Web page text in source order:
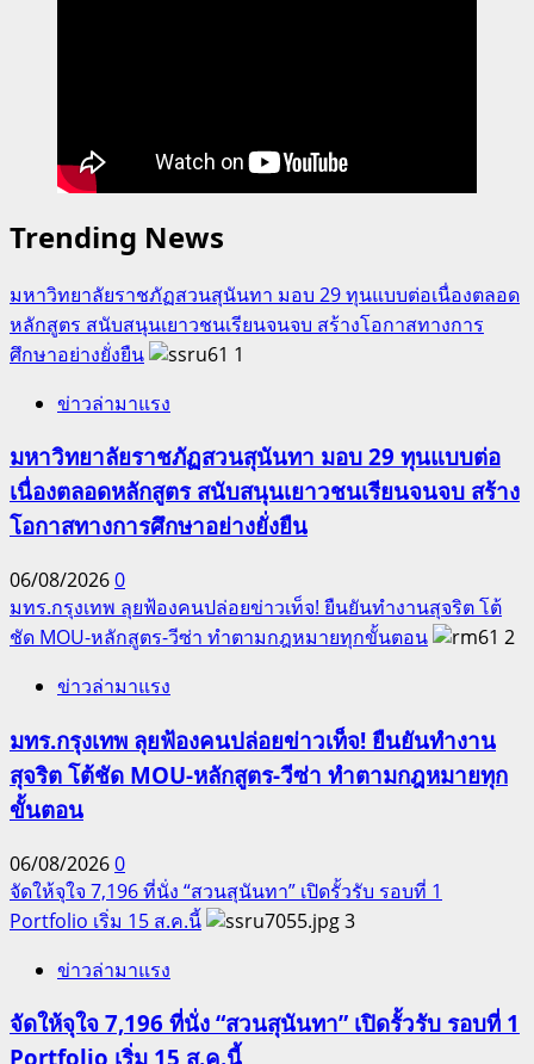
อสทก.
ใหม่!
ผู้
ว่าฯ
มอบ
40
ราย
ชู
เป็น
“ด่าน
สร้าง
ความ
เชื่อ
มั่น
ภาพ
ลักษณ์
เที่ยว
อย่าง
ยั่งยืน
Trending News
มหาวิทยาลัยราชภัฏสวนสุนันทา มอบ 29 ทุนแบบต่อเนื่องตลอด
หลักสูตร สนับสนุนเยาวชนเรียนจนจบ สร้างโอกาสทางการ
ศึกษาอย่างยั่งยืน
1
ข่าวล่ามาแรง
มหาวิทยาลัยราชภัฏสวนสุนันทา มอบ 29 ทุนแบบต่อ
เนื่องตลอดหลักสูตร สนับสนุนเยาวชนเรียนจนจบ สร้าง
โอกาสทางการศึกษาอย่างยั่งยืน
06/08/20260
มทร.กรุงเทพ ลุยฟ้องคนปล่อยข่าวเท็จ! ยืนยันทำงานสุจริต โต้
ชัด MOU-หลักสูตร-วีซ่า ทำตามกฎหมายทุกขั้นตอน
2
ข่าวล่ามาแรง
มทร.กรุงเทพ ลุยฟ้องคนปล่อยข่าวเท็จ! ยืนยันทำงาน
สุจริต โต้ชัด MOU-หลักสูตร-วีซ่า ทำตามกฎหมายทุก
ขั้นตอน
06/08/20260
จัดให้จุใจ 7,196 ที่นั่ง “สวนสุนันทา” เปิดรั้วรับ รอบที่ 1
Portfolio เริ่ม 15 ส.ค.นี้
3
ข่าวล่ามาแรง
จัดให้จุใจ 7,196 ที่นั่ง “สวนสุนันทา” เปิดรั้วรับ รอบที่ 1
Portfolio เริ่ม 15 ส.ค.นี้